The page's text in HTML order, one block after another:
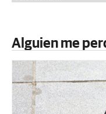
Alguien me